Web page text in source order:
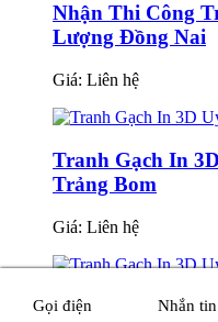
Nhận Thi Công
Lượng Đồng Nai
Giá: Liên hệ
Tranh Gạch In
Trảng Bom
Giá: Liên hệ
Tranh Gạch In
Gọi điện Nhắn tin